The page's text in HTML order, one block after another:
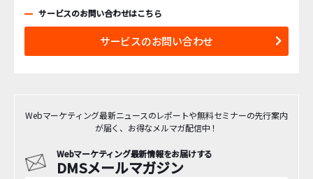
サービスのお問い合わせはこちら
サービスのお問い合わせ
Webマーケティング最新ニュースのレポートや無料セミナーの先行案内
が届く、お得なメルマガ配信中！
Webマーケティング最新情報をお届けする
DMSメールマガジン